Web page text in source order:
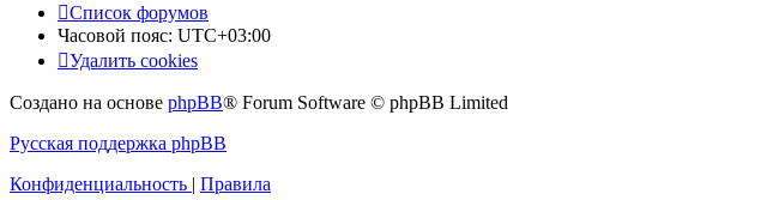
Список форумов
Часовой пояс: UTC+03:00
Удалить cookies
Создано на основе phpBB® Forum Software © phpBB Limited
Русская поддержка phpBB
Конфиденциальность | Правила